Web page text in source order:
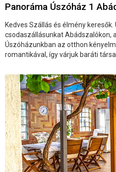
Panoráma Úszóház 1
Kedves Szállás és élmény
csodaszállásunkat Abádszalókon,
Úszóházunkban az otthon
romantikával, így várjuk baráti